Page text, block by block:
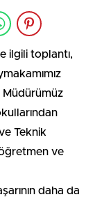
ilgili toplantı,
Müdürümüz
Teknik
ve
daha da